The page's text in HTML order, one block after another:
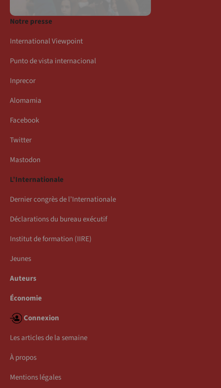
Notre presse
International Viewpoint
Punto de vista internacional
Inprecor
Alomamia
Facebook
Twitter
Mastodon
L’Internationale
Dernier congrès de l’Internationale
Déclarations du bureau exécutif
Institut de formation (IIRE)
Jeunes
Auteurs
Économie
Connexion
Les articles de la semaine
À propos
Mentions légales